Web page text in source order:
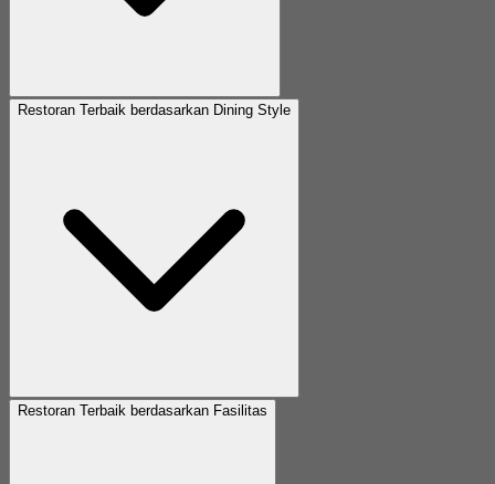
Restoran Terbaik berdasarkan Dining Style
Restoran Terbaik berdasarkan Fasilitas